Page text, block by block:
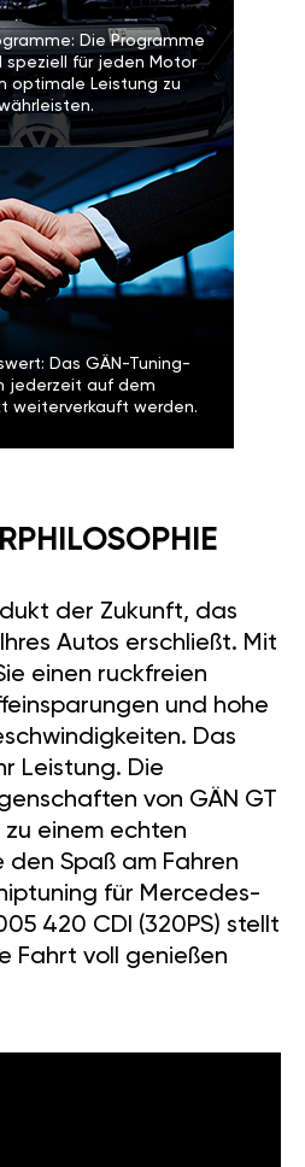
Die Programme
speziell für jeden Motor
optimale Leistung zu
Das GÄN-Tuning-
jederzeit auf dem
weiterverkauft werden.
der Zukunft, das
Autos erschließt. Mit
einen ruckfreien
und hohe
Das
Leistung. Die
von GÄN GT
einem echten
den Spaß am Fahren
für Mercedes-
420 CDI (320PS) stellt
Fahrt voll genießen